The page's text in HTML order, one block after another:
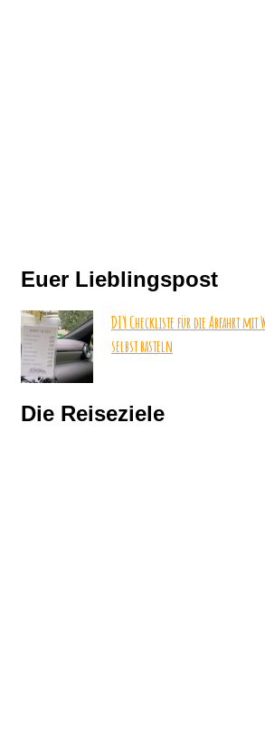
Euer Lieblingspost
DIY Checkliste für die Abfahrt mit
selbst basteln
Die Reiseziele